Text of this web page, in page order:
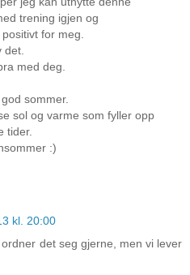
trening igjen og
for meg.
med deg.
sommer.
sol og varme som fyller opp
tider.
:)
kl. 20:00
det seg gjerne, men vi lever